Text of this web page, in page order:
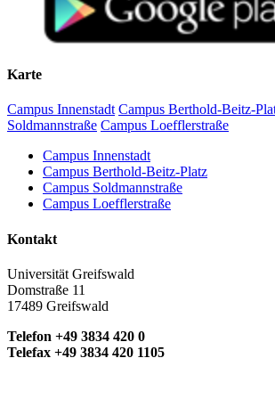
Karte
Campus Innenstadt Campus Berthold-Beitz-
Soldmannstraße Campus Loefflerstraße
Campus Innenstadt
Campus Berthold-Beitz-Platz
Campus Soldmannstraße
Campus Loefflerstraße
Kontakt
Universität Greifswald
Domstraße 11
17489 Greifswald
Telefon +49 3834 420 0
Telefax +49 3834 420 1105